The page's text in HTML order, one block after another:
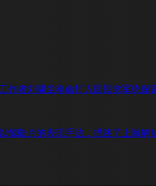
作者刘啸尘奉命打入国民党军统保
惊险片的表现手法，描述了上海